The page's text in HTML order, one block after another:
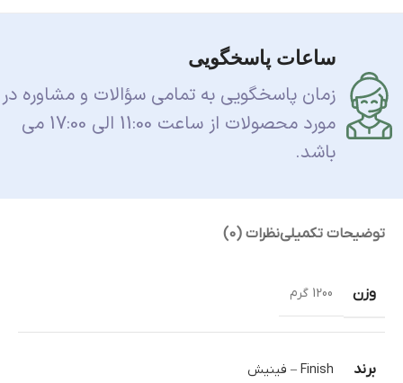
ساعات پاسخگویی
زمان پاسخگویی به تمامی سؤالات و مشاوره در
مورد محصولات از ساعت 11:00 الی 17:00 می
باشد.
توضیحات تکمیلینظرات (0)
وزن 1200 گرم
برند Finish – فینیش